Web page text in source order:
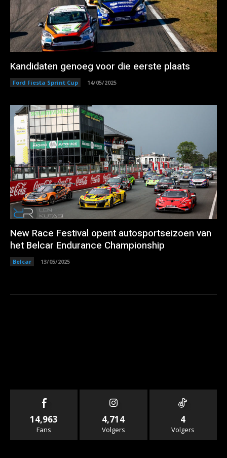
Kandidaten genoeg voor die eerste plaats
Ford Fiesta Sprint Cup 14/05/2025
New Race Festival opent autosportseizoen van
het Belcar Endurance Championship
Belcar 13/05/2025
14,963
Fans
4,714
Volgers
4
Volgers